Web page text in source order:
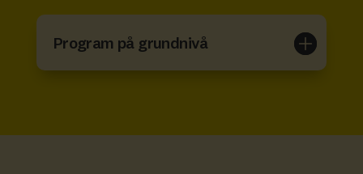
Program på grundnivå